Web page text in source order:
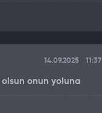
14.09.2025 11:37
onun yoluna